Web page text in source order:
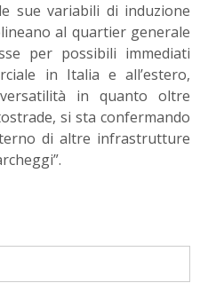
sue variabili di induzione
al quartier generale
per possibili immediati
in Italia e all’estero,
in quanto oltre
si sta confermando
di altre infrastrutture